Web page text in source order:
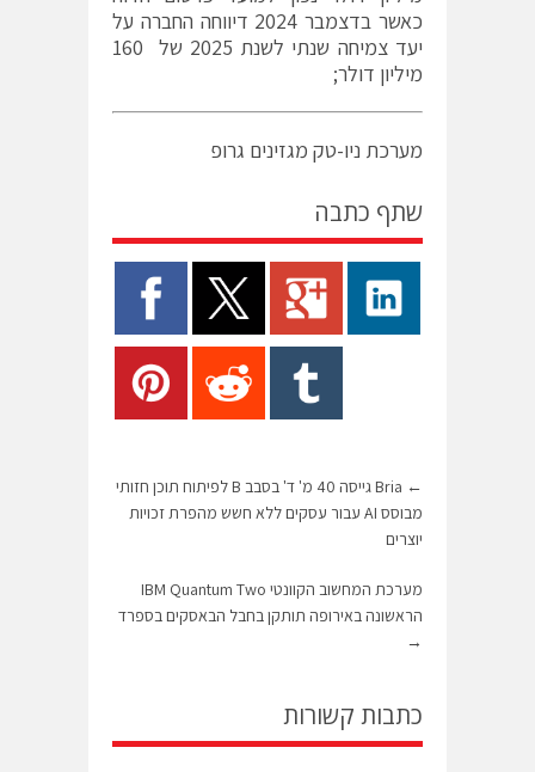
כאשר בדצמבר 2024 דיווחה החברה על
יעד צמיחה שנתי לשנת 2025 של 160
מיליון דולר;
מערכת ניו-טק מגזינים גרופ
שתף כתבה
←
Bria גייסה 40 מ' ד' בסבב B לפיתוח תוכן חזותי
מבוסס AI עבור עסקים ללא חשש מהפרת זכויות
יוצרים
מערכת המחשוב הקוונטי IBM Quantum Two
הראשונה באירופה תותקן בחבל הבאסקים בספרד
→
כתבות קשורות